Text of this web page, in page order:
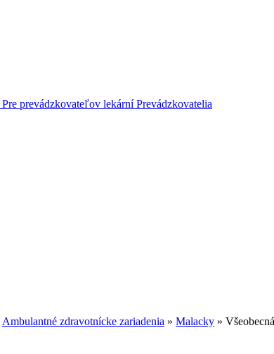
Pre prevádzkovateľov lekární Prevádzkovatelia
Ambulantné zdravotnícke zariadenia » Malacky »